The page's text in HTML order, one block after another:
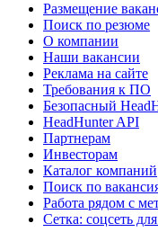
Размещение
Поиск по резюме
О компании
Наши вакансии
Реклама на сайте
Требования к ПО
Безопасный
HeadHunter API
Партнерам
Инвесторам
Каталог компаний
Поиск по
Работа рядом с
Сетка: соцсеть